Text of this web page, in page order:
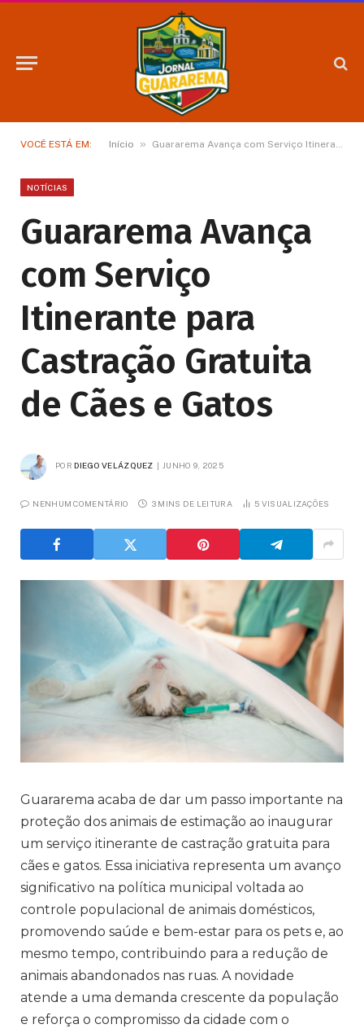
VOCÊ ESTÁ EM: Início » Guararema Avança com Serviço Itinerante para Castração Gratuita de Cães e Gatos
NOTÍCIAS
Guararema Avança
com Serviço
Itinerante para
Castração Gratuita
de Cães e Gatos
POR DIEGO VELÁZQUEZ JUNHO 9, 2025
NENHUM COMENTÁRIO 3 MINS DE LEITURA 5 VISUALIZAÇÕES
Guararema acaba de dar um passo importante na
proteção dos animais de estimação ao inaugurar
um serviço itinerante de castração gratuita para
cães e gatos. Essa iniciativa representa um avanço
significativo na política municipal voltada ao
controle populacional de animais domésticos,
promovendo saúde e bem-estar para os pets e, ao
mesmo tempo, contribuindo para a redução de
animais abandonados nas ruas. A novidade
atende a uma demanda crescente da população
e reforça o compromisso da cidade com o